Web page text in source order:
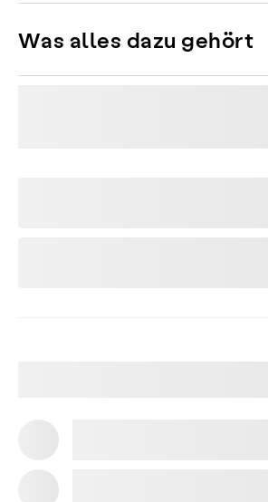
Was alles dazu gehört